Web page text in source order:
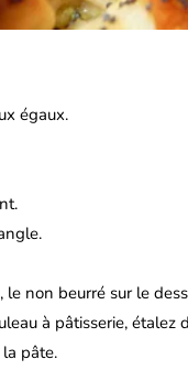
égaux.
non beurré sur le
à pâtisserie,
pâte.